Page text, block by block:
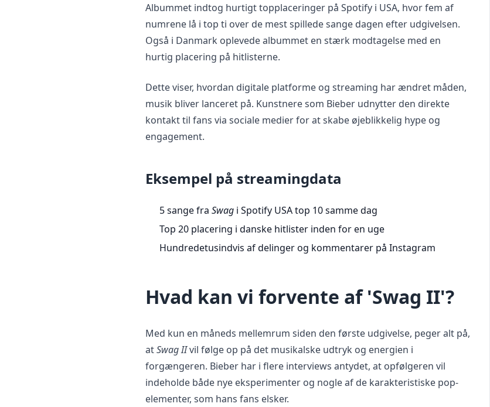
Albummet indtog hurtigt topplaceringer på Spotify i USA, hvor fem af
numrene lå i top ti over de mest spillede sange dagen efter udgivelsen.
Også i Danmark oplevede albummet en stærk modtagelse med en
hurtig placering på hitlisterne.
Dette viser, hvordan digitale platforme og streaming har ændret måden,
musik bliver lanceret på. Kunstnere som Bieber udnytter den direkte
kontakt til fans via sociale medier for at skabe øjeblikkelig hype og
engagement.
Eksempel på streamingdata
5 sange fra Swag i Spotify USA top 10 samme dag
Top 20 placering i danske hitlister inden for en uge
Hundredetusindvis af delinger og kommentarer på Instagram
Hvad kan vi forvente af 'Swag II'?
Med kun en måneds mellemrum siden den første udgivelse, peger alt på,
atSwag IIvil følge op på det musikalske udtryk og energien i
forgængeren. Bieber har i flere interviews antydet, at opfølgeren vil
indeholde både nye eksperimenter og nogle af de karakteristiske pop-
elementer, som hans fans elsker.